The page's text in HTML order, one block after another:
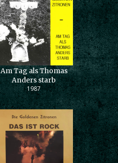
Am Tag als Thomas
Anders starb
1987